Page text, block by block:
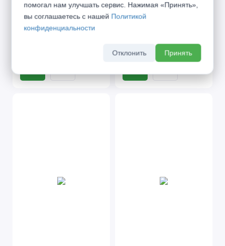
PV 3 Бетон
индастриал циркон
PV 3 Камень темный
помогал нам улучшать сервис. Нажимая «Принять»,
вы соглашаетесь с нашей Политикой
конфиденциальности
Отклонить Принять